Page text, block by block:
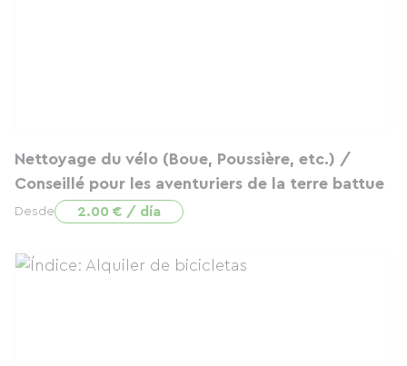
Nettoyage du vélo (Boue, Poussière, etc.) /
Conseillé pour les aventuriers de la terre battue
Desde 2.00 € / día